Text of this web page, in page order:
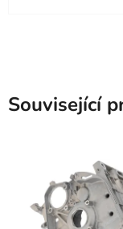
Související